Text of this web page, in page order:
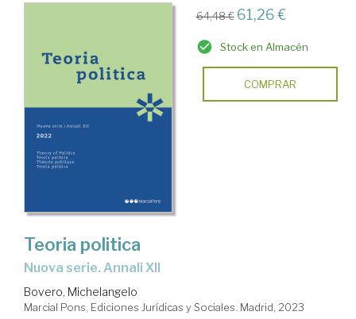
64,48 € 61,26 €
Stock en Almacén
COMPRAR
Teoria politica
Nuova serie. Annali XII
Bovero, Michelangelo
Marcial Pons, Ediciones Jurídicas y Sociales. Madrid, 2023